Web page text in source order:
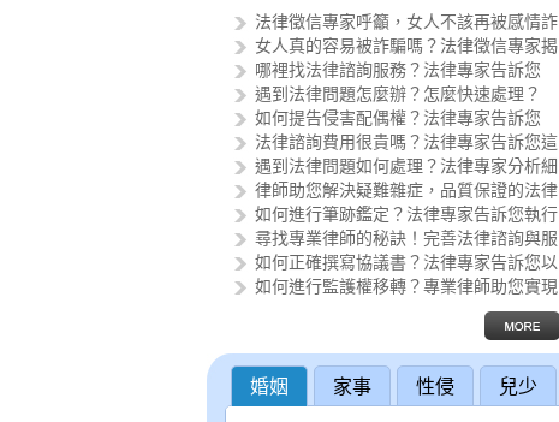
客出氣服務」，引…
法律徵信專家呼籲，女人不該再被感情詐
女人真的容易被詐騙嗎？法律徵信專家揭
哪裡找法律諮詢服務？法律專家告訴您
遇到法律問題怎麼辦？怎麼快速處理？
如何提告侵害配偶權？法律專家告訴您
法律諮詢費用很貴嗎？法律專家告訴您這
遇到法律問題如何處理？法律專家分析細
律師助您解決疑難雜症，品質保證的法律
如何進行筆跡鑑定？法律專家告訴您執行
尋找專業律師的秘訣！完善法律諮詢與服
如何正確撰寫協議書？法律專家告訴您以
如何進行監護權移轉？專業律師助您實現
婚姻 家事 性侵 兒少